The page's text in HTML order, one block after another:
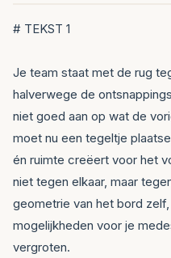
# TEKST 1
Je team staat met de rug
halverwege de
niet goed aan op wat de
moet nu een tegeltje
én ruimte creëert voor het
niet tegen elkaar, maar
geometrie van het bord
mogelijkheden voor je
vergroten.